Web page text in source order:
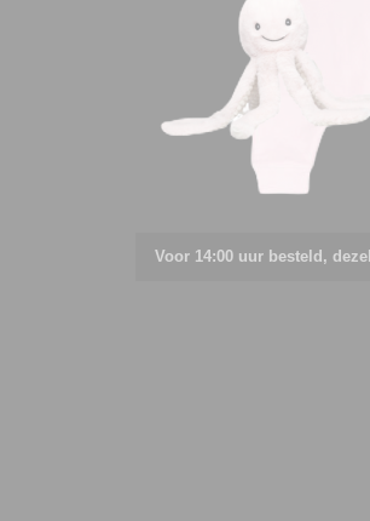
Voor 14:00 uur besteld,